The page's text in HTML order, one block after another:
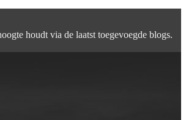
houdt via de laatst toegevoegde blogs.